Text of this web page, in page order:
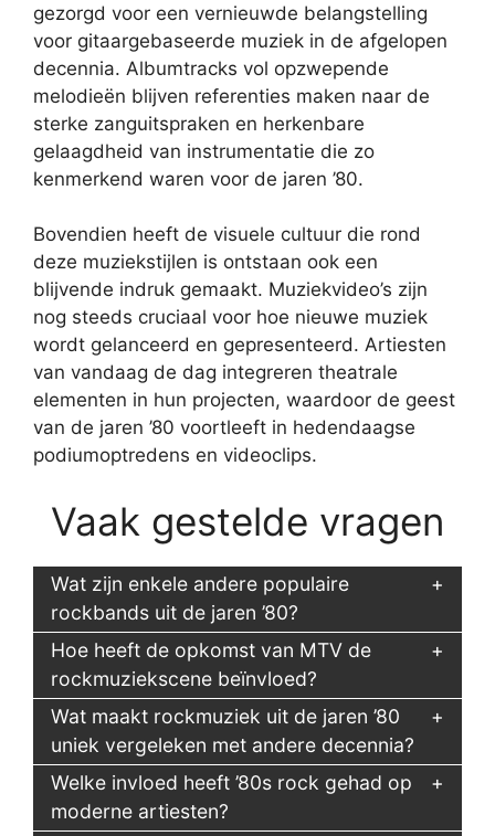
gezorgd voor een vernieuwde belangstelling
voor gitaargebaseerde muziek in de afgelopen
decennia. Albumtracks vol opzwepende
melodieën blijven referenties maken naar de
sterke zanguitspraken en herkenbare
gelaagdheid van instrumentatie die zo
kenmerkend waren voor de jaren ’80.
Bovendien heeft de visuele cultuur die rond
deze muziekstijlen is ontstaan ook een
blijvende indruk gemaakt. Muziekvideo’s zijn
nog steeds cruciaal voor hoe nieuwe muziek
wordt gelanceerd en gepresenteerd. Artiesten
van vandaag de dag integreren theatrale
elementen in hun projecten, waardoor de geest
van de jaren ’80 voortleeft in hedendaagse
podiumoptredens en videoclips.
Vaak gestelde vragen
Wat zijn enkele andere populaire
rockbands uit de jaren ’80?
Hoe heeft de opkomst van MTV de
rockmuziekscene beïnvloed?
Wat maakt rockmuziek uit de jaren ’80
uniek vergeleken met andere decennia?
Welke invloed heeft ’80s rock gehad op
moderne artiesten?